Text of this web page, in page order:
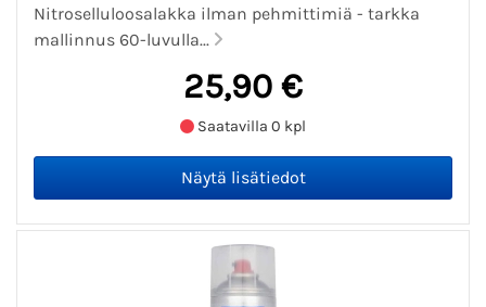
Nitroselluloosalakka ilman pehmittimiä - tarkka
mallinnus 60-luvulla...
25,90 €
Saatavilla 0 kpl